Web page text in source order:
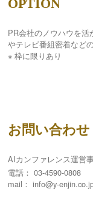
OPTION
PR会社のノウハウを
やテレビ番組密着など
※ 枠に限りあり
お問い合わせ
AIカンファレンス運営
電話：03-4590-0808
mail：info@y-